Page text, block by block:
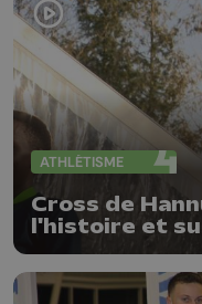
ATHLÉTISME
Cross de
l'histoire et